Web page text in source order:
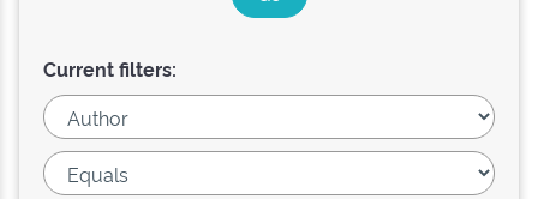
Current filters: